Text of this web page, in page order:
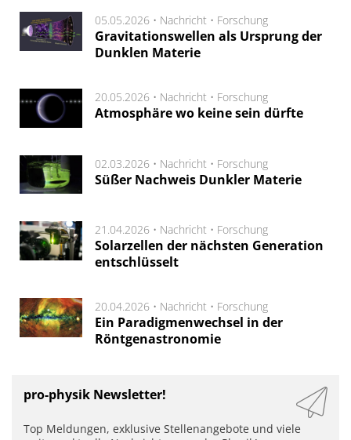
05.05.2026 • Nachricht • Forschung
Gravitationswellen als Ursprung der
Dunklen Materie
20.05.2026 • Nachricht • Forschung
Atmosphäre wo keine sein dürfte
02.03.2026 • Nachricht • Forschung
Süßer Nachweis Dunkler Materie
21.04.2026 • Nachricht • Forschung
Solarzellen der nächsten Generation
entschlüsselt
20.04.2026 • Nachricht • Forschung
Ein Paradigmenwechsel in der
Röntgenastronomie
pro-physik Newsletter!
Top Meldungen, exklusive Stellenangebote und viele